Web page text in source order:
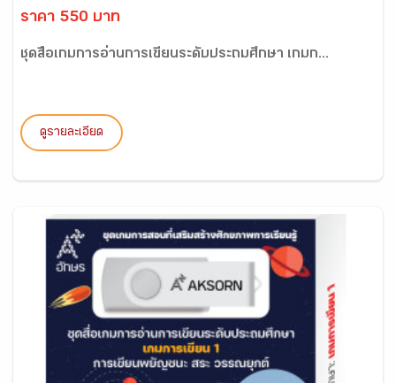
ราคา 550 บาท
ชุดสื่อเกมการอ่านการเขียนระดับประถมศึกษา เกมก...
ดูรายละเอียด